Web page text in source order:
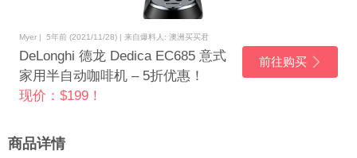
Myer | 5年前 (2021/11/28) | 来自爆料人: 澳洲买买君
DeLonghi 德龙 Dedica EC685 意式
家用半自动咖啡机 – 5折优惠！
现价：$199！
前往购买
商品详情